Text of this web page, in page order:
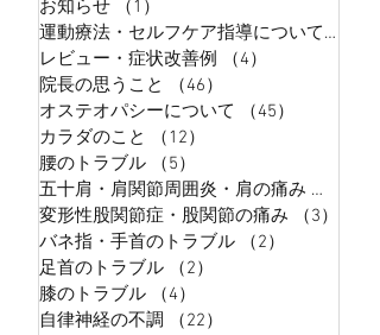
お知らせ
（1）
運動療法・セルフケア指導について（9）
レビュー・症状改善例
（4）
院長の思うこと
（46）
オステオパシーについて
（45）
カラダのこと
（12）
腰のトラブル
（5）
五十肩・肩関節周囲炎・肩の痛み （5）
変形性股関節症・股関節の痛み
（3）
バネ指・手首のトラブル
（2）
足首のトラブル
（2）
膝のトラブル
（4）
自律神経の不調
（22）